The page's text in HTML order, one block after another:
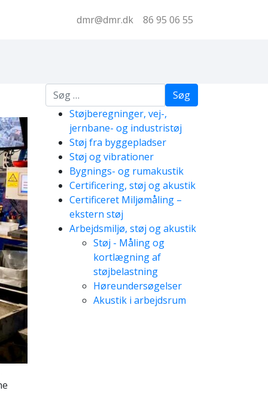
dmr@dmr.dk 86 95 06 55
Søg
Støjberegninger, vej-,
jernbane- og industristøj
Støj fra byggepladser
Støj og vibrationer
Bygnings- og rumakustik
Certificering, støj og akustik
Certificeret Miljømåling –
ekstern støj
Arbejdsmiljø, støj og akustik
Støj - Måling og
kortlægning af
støjbelastning
Høreundersøgelser
Akustik i arbejdsrum